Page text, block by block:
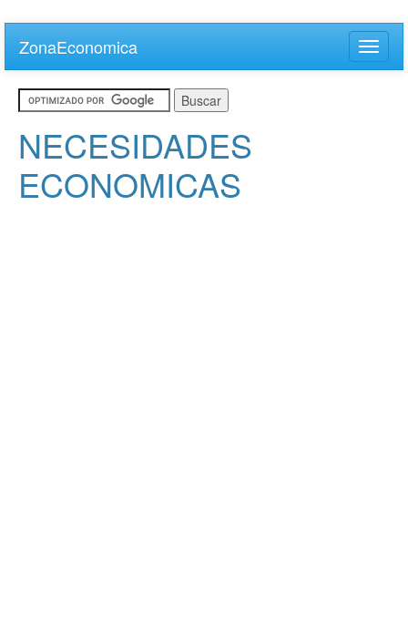
main
content
ZonaEconomica
Toggle
NECESIDADES
ECONOMICAS